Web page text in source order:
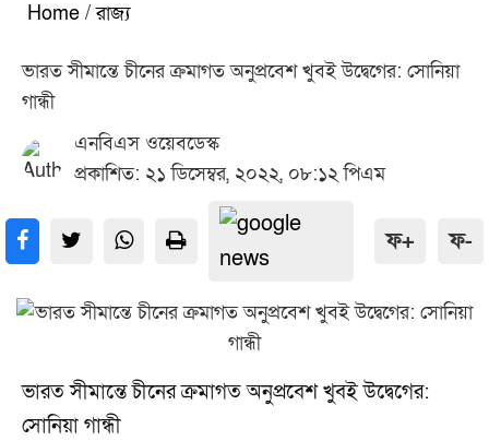
Home / রাজ্য
ভারত সীমান্তে চীনের ক্রমাগত অনুপ্রবেশ খুবই উদ্বেগের: সোনিয়া
গান্ধী
এনবিএস ওয়েবডেস্ক
প্রকাশিত: ২১ ডিসেম্বর, ২০২২, ০৮:১২ পিএম
ফ+ ফ-
ভারত সীমান্তে চীনের ক্রমাগত অনুপ্রবেশ খুবই উদ্বেগের:
সোনিয়া গান্ধী